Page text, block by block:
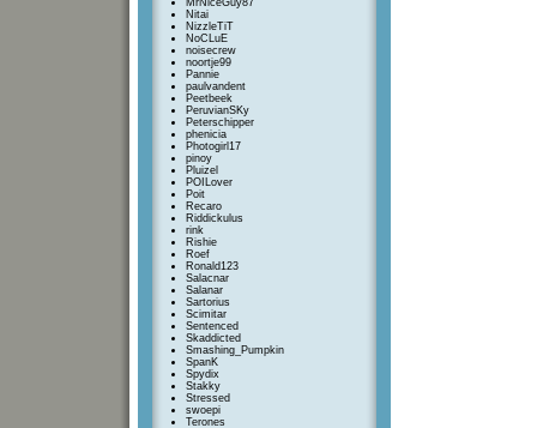
MrNiceGuy87
Nitai
NizzleTiT
NoCLuE
noisecrew
noortje99
Pannie
paulvandent
Peetbeek
PeruvianSKy
Peterschipper
phenicia
Photogirl17
pinoy
Pluizel
POILover
Poit
Recaro
Riddickulus
rink
Rishie
Roef
Ronald123
Salacnar
Salanar
Sartorius
Scimitar
Sentenced
Skaddicted
Smashing_Pumpkin
SpanK
Spydix
Stakky
Stressed
swoepi
Terones